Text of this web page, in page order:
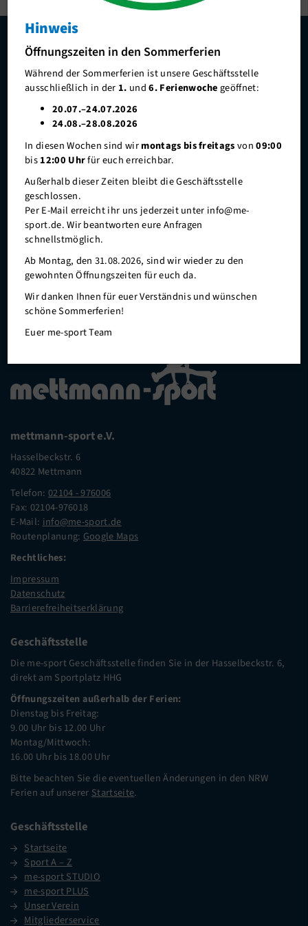
Danke an unsere Hauptsponsoren und Unterstützer
Alle Sponsoren im Überblick
mettmann-sport e.V.
Hasselbeckstr. 6
40822 Mettmann
Telefon: 02104 - 976006
Fax: 02104-976018
E-Mail: info@me-sport.de
Routenplanung: Google Maps
Rechtliches:
Impressum
Datenschutz
Barrierefreiheitserklärung
Geschäftsstelle
Die me-sport Geschäftsstelle finden Sie in der Hasselbeckstr. 6,
direkt am Sportplatz HHG
Öffnungszeiten außerhalb der Ferien:
Dienstag bis Freitag:
9.00 Uhr bis 12.00 Uhr
Montag/Mittwoch:
16.00 Uhr bis 18.00 Uhr
Bitte beachten Sie die eventuellen Änderungen in den NRW
Ferien auf unserer Startseite.
Geschäftsstelle
Startseite
Sport A – Z
me-sport STUDIO
me-sport PLUS
Unser Verein
Mitgliederservice
Ansprechpartner
Stellenangebote
Förderverein me-sport e.V.
Mitgliederservice
Verantwortung
Hinweis
Öffnungszeiten in den Sommerferien
Während der Sommerferien ist unsere Geschäftsstelle
ausschließlich in der 1. und6. Ferienwochegeöffnet:
20.07.–24.07.2026
24.08.–28.08.2026
In diesen Wochen sind wirmontags bis freitagsvon09:00
bis12:00 Uhrfür euch erreichbar.
Außerhalb dieser Zeiten bleibt die Geschäftsstelle
geschlossen.
Per E-Mail erreicht ihr uns jederzeit unter info@me-
sport.de. Wir beantworten eure Anfragen
schnellstmöglich.
Ab Montag, den 31.08.2026, sind wir wieder zu den
gewohnten Öffnungszeiten für euch da.
Wir danken Ihnen für euer Verständnis und wünschen
schöne Sommerferien!
Euer me-sport Team